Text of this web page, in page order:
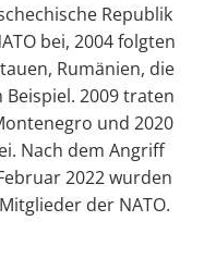
Republik
bei, 2004 folgten
Rumänien, die
2009 traten
und 2020
Nach dem Angriff
2022 wurden
der NATO.